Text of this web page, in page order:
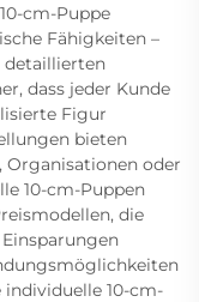
cm-Puppe
Fähigkeiten –
detaillierten
dass jeder Kunde
Figur
bieten
Organisationen oder
10-cm-Puppen
die
10-cm-